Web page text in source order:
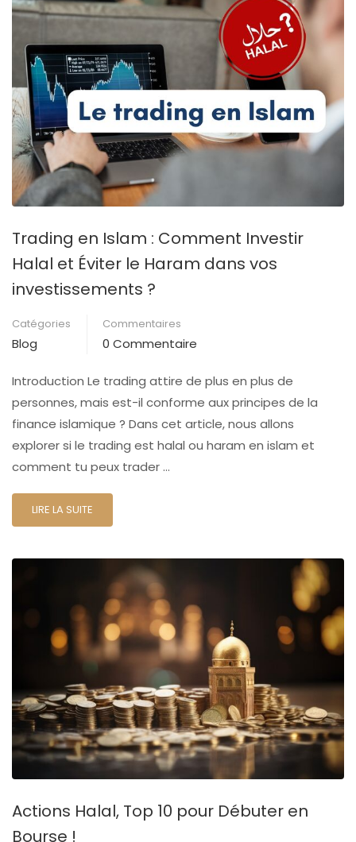
Trading en Islam : Comment Investir
Halal et Éviter le Haram dans vos
investissements ?
Catégories
Blog
Commentaires
0 Commentaire
Introduction Le trading attire de plus en plus de
personnes, mais est-il conforme aux principes de la
finance islamique ? Dans cet article, nous allons
explorer si le trading est halal ou haram en islam et
comment tu peux trader …
LIRE LA SUITE
Actions Halal, Top 10 pour Débuter en
Bourse !